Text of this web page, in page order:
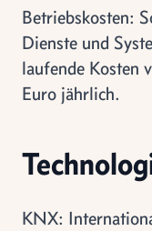
Betriebskosten:
Dienste und
laufende Kosten
Euro jährlich.
KNX: